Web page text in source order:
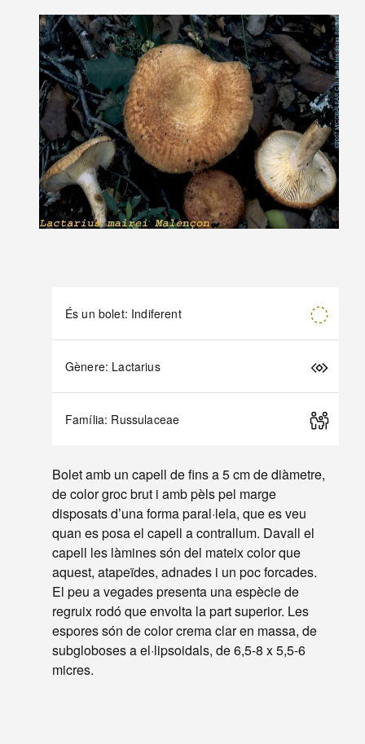
És un bolet: Indiferent
Gènere: Lactarius
Família: Russulaceae
Bolet amb un capell de fins a 5 cm de diàmetre,
de color groc brut i amb pèls pel marge
disposats d’una forma paral·lela, que es veu
quan es posa el capell a contrallum. Davall el
capell les làmines són del mateix color que
aquest, atapeïdes, adnades i un poc forcades.
El peu a vegades presenta una espècie de
regruix rodó que envolta la part superior. Les
espores són de color crema clar en massa, de
subgloboses a el·lipsoidals, de 6,5-8 x 5,5-6
micres.